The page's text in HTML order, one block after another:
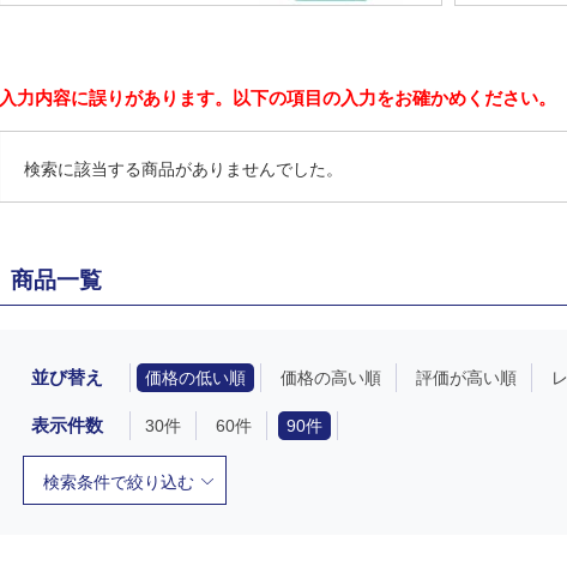
入力内容に誤りがあります。以下の項目の入力をお確かめください。
検索に該当する商品がありませんでした。
商品一覧
並び替え 価格の低い順 価格の高い順 評価が高い順
表示件数 30件 60件 90件
検索条件で絞り込む